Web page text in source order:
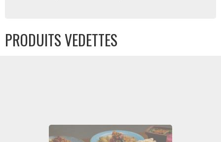
PRODUITS VEDETTES